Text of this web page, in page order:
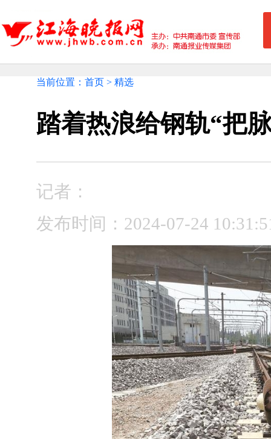
当前位置：首页 > 精选
踏着热浪给钢轨“把
记者：
发布时间：2024-07-24